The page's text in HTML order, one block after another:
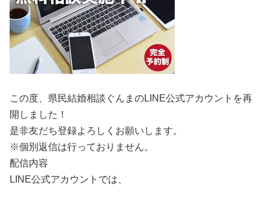
この度、県民結婚相談ぐんまのLINE公式アカウントを再
開しました！
是非友だち登録よろしくお願いします。
※個別返信は行っておりません。
配信内容
LINE公式アカウントでは、